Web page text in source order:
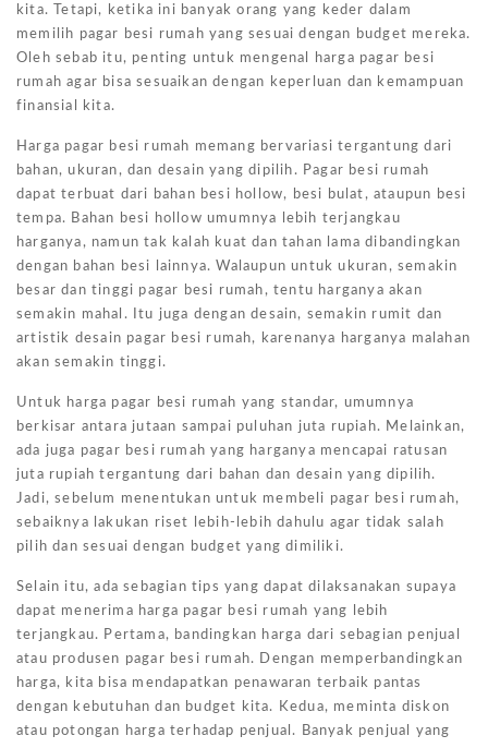
kita. Tetapi, ketika ini banyak orang yang keder dalam
memilih pagar besi rumah yang sesuai dengan budget mereka.
Oleh sebab itu, penting untuk mengenal harga pagar besi
rumah agar bisa sesuaikan dengan keperluan dan kemampuan
finansial kita.
Harga pagar besi rumah memang bervariasi tergantung dari
bahan, ukuran, dan desain yang dipilih. Pagar besi rumah
dapat terbuat dari bahan besi hollow, besi bulat, ataupun besi
tempa. Bahan besi hollow umumnya lebih terjangkau
harganya, namun tak kalah kuat dan tahan lama dibandingkan
dengan bahan besi lainnya. Walaupun untuk ukuran, semakin
besar dan tinggi pagar besi rumah, tentu harganya akan
semakin mahal. Itu juga dengan desain, semakin rumit dan
artistik desain pagar besi rumah, karenanya harganya malahan
akan semakin tinggi.
Untuk harga pagar besi rumah yang standar, umumnya
berkisar antara jutaan sampai puluhan juta rupiah. Melainkan,
ada juga pagar besi rumah yang harganya mencapai ratusan
juta rupiah tergantung dari bahan dan desain yang dipilih.
Jadi, sebelum menentukan untuk membeli pagar besi rumah,
sebaiknya lakukan riset lebih-lebih dahulu agar tidak salah
pilih dan sesuai dengan budget yang dimiliki.
Selain itu, ada sebagian tips yang dapat dilaksanakan supaya
dapat menerima harga pagar besi rumah yang lebih
terjangkau. Pertama, bandingkan harga dari sebagian penjual
atau produsen pagar besi rumah. Dengan memperbandingkan
harga, kita bisa mendapatkan penawaran terbaik pantas
dengan kebutuhan dan budget kita. Kedua, meminta diskon
atau potongan harga terhadap penjual. Banyak penjual yang